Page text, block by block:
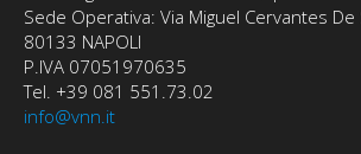
Sede Operativa: Via Miguel Cervantes
80133 NAPOLI
P.IVA 07051970635
Tel. +39 081 551.73.02
info@vnn.it